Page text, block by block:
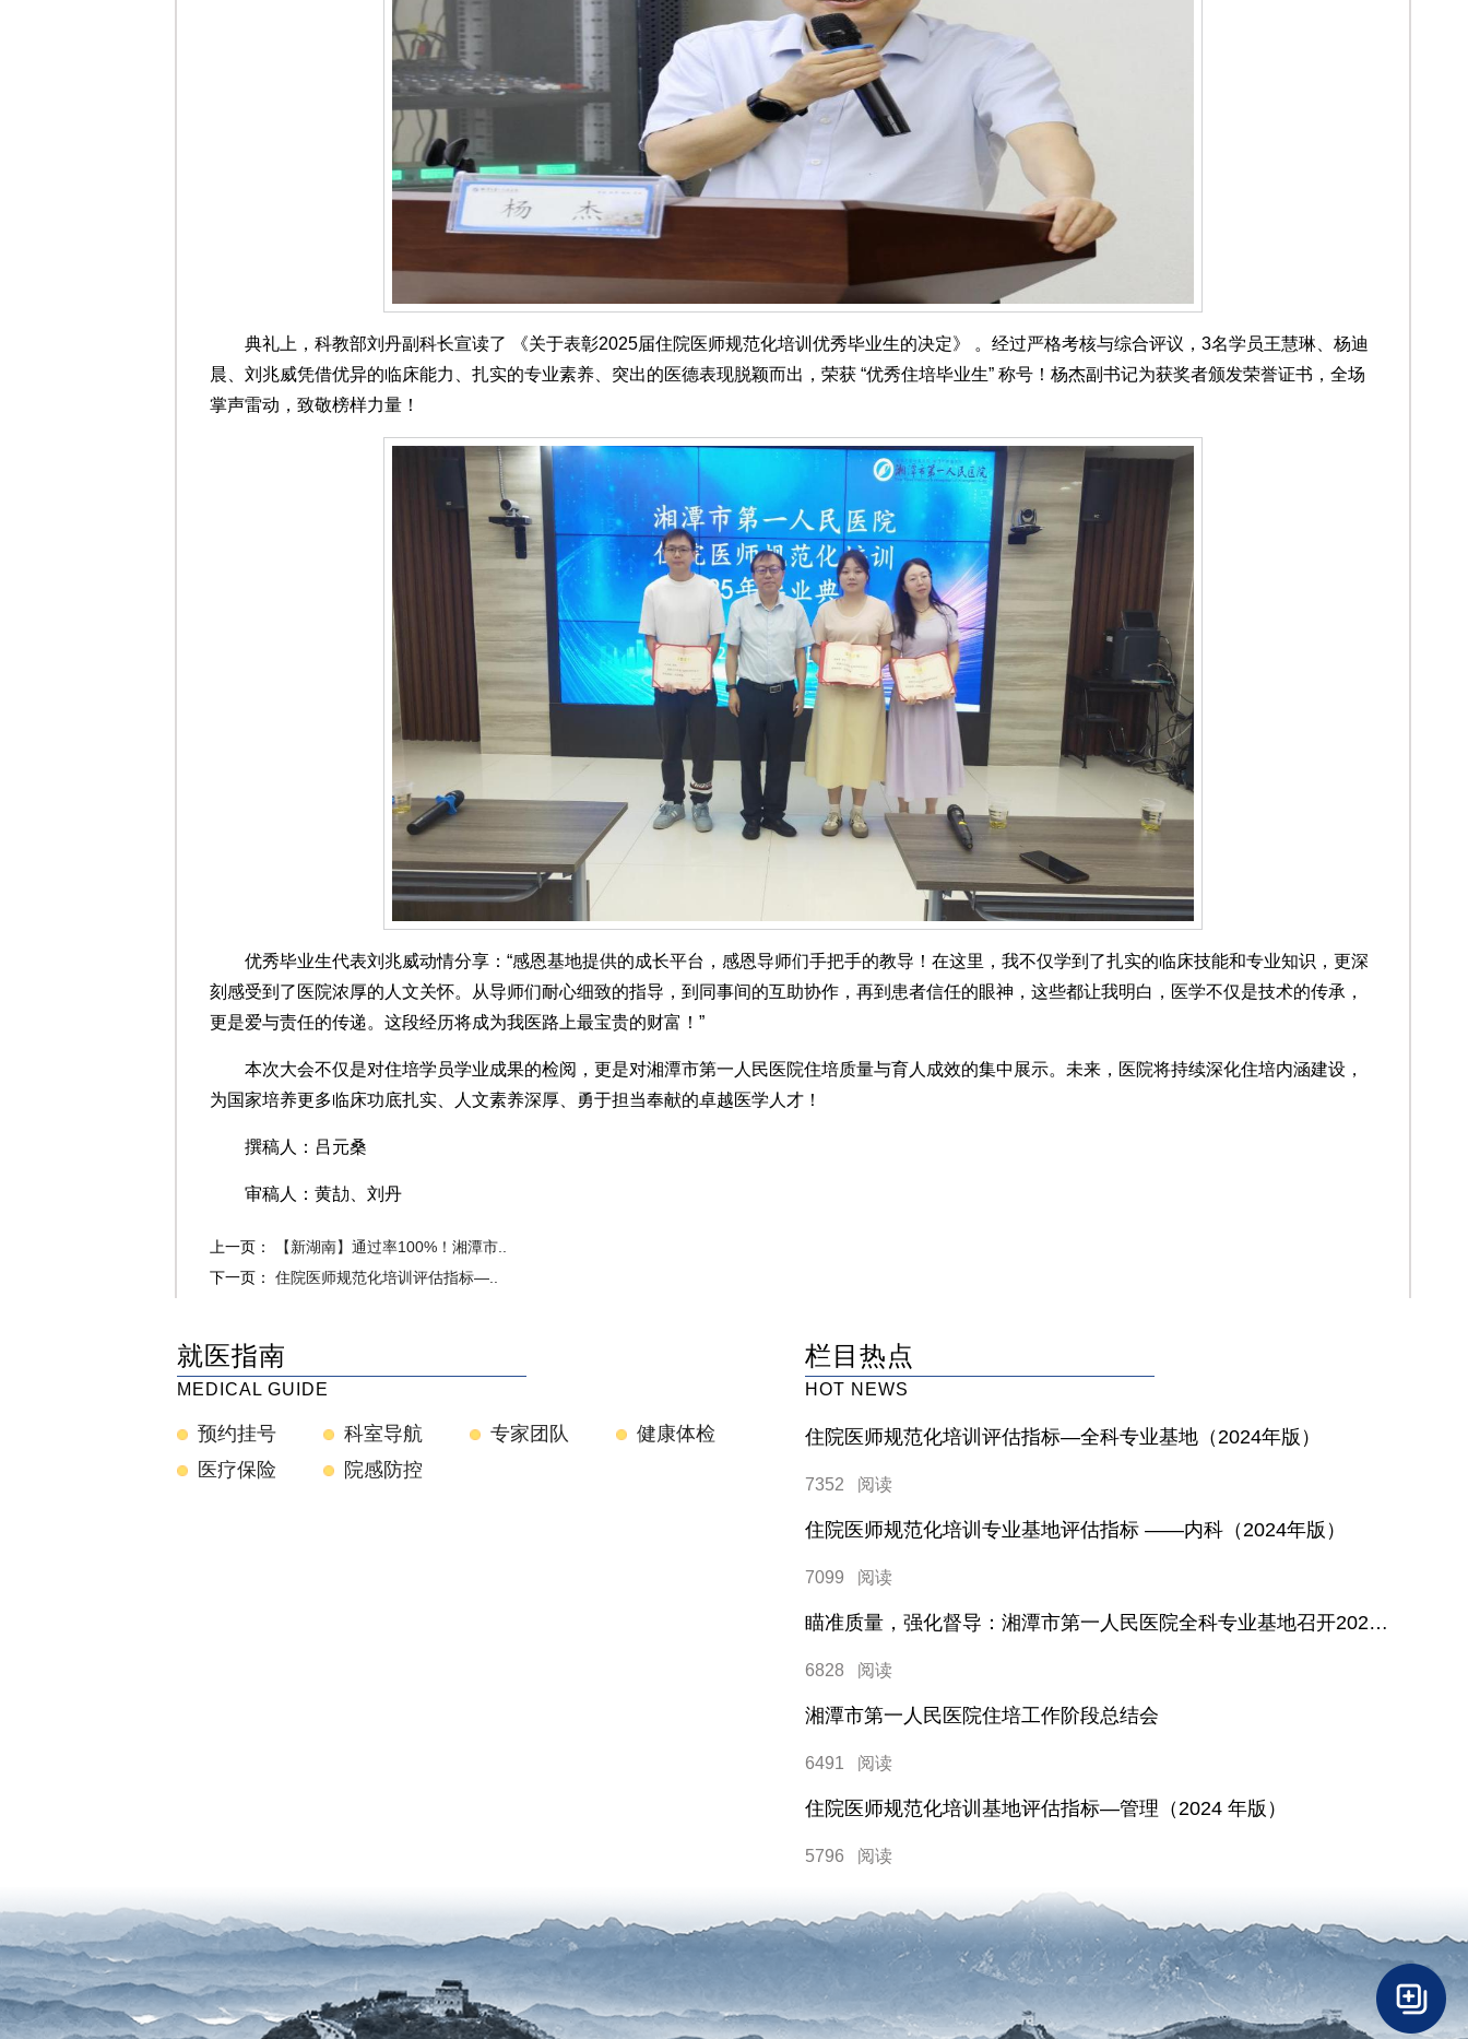
典礼上，科教部刘丹副科长宣读了 《关于表彰2025届住院医师规范化培训优秀毕业生的决定》 。经过严格考核与综合评议，3名学员王慧琳、杨迪
晨、刘兆威凭借优异的临床能力、扎实的专业素养、突出的医德表现脱颖而出，荣获 “优秀住培毕业生” 称号！杨杰副书记为获奖者颁发荣誉证书，全场
掌声雷动，致敬榜样力量！
优秀毕业生代表刘兆威动情分享：“感恩基地提供的成长平台，感恩导师们手把手的教导！在这里，我不仅学到了扎实的临床技能和专业知识，更深
刻感受到了医院浓厚的人文关怀。从导师们耐心细致的指导，到同事间的互助协作，再到患者信任的眼神，这些都让我明白，医学不仅是技术的传承，
更是爱与责任的传递。这段经历将成为我医路上最宝贵的财富！”
本次大会不仅是对住培学员学业成果的检阅，更是对湘潭市第一人民医院住培质量与育人成效的集中展示。未来，医院将持续深化住培内涵建设，
为国家培养更多临床功底扎实、人文素养深厚、勇于担当奉献的卓越医学人才！
撰稿人：吕元桑
审稿人：黄劼、刘丹
上一页：
【新湖南】通过率100%！湘潭市..
下一页： 住院医师规范化培训评估指标—..
就医指南
MEDICAL GUIDE
预约挂号 科室导航 专家团队
健康体检
医疗保险
院感防控
栏目热点
HOT NEWS
住院医师规范化培训评估指标—全科专业基地（2024年版）
7352 阅读
住院医师规范化培训专业基地评估指标 ——内科（2024年版）
7099 阅读
瞄准质量，强化督导：湘潭市第一人民医院全科专业基地召开2026年度第一季度教学会
6828 阅读
湘潭市第一人民医院住培工作阶段总结会
6491 阅读
住院医师规范化培训基地评估指标—管理（2024 年版）
5796 阅读